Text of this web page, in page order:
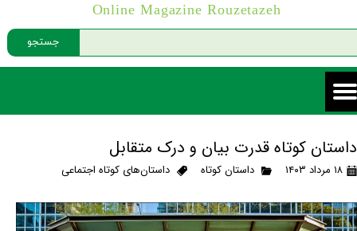
جستجو
Online Magazine Rouzetazeh
داستان کوتاه قدرت بیان و درک متقابل
۱۸ مرداد ۱۴۰۳ داستان کوتاه داستان‌های کوتاه اجتماعی